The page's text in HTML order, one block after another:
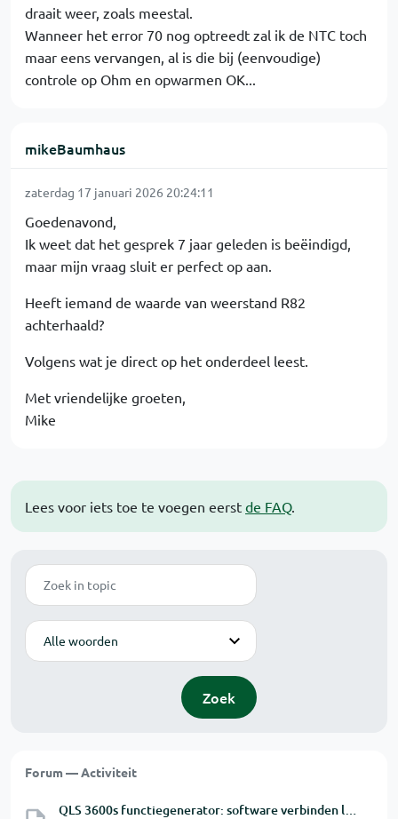
Lees voor iets toe te voegen eerst de FAQ.
Zoek
Modus
Zoek
Forum — Activiteit
QLS 3600s functiegenerator: software verbinden lukt niet.
draait weer, zoals meestal.
Wanneer het error 70 nog optreedt zal ik de NTC toch
maar eens vervangen, al is die bij (eenvoudige)
controle op Ohm en opwarmen OK...
mikeBaumhaus
zaterdag 17 januari 2026 20:24:11
Goedenavond,
Ik weet dat het gesprek 7 jaar geleden is beëindigd,
maar mijn vraag sluit er perfect op aan.
Heeft iemand de waarde van weerstand R82
achterhaald?
Volgens wat je direct op het onderdeel leest.
Met vriendelijke groeten,
Mike